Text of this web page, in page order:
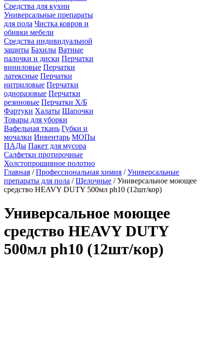
Средства для кухни
Универсальные препараты
для пола Чистка ковров и
обивки мебели
Средства индивидуальной
защиты Бахилы Ватные
палочки и диски Перчатки
виниловые Перчатки
латексные Перчатки
нитриловые Перчатки
одноразовые Перчатки
резиновые Перчатки Х/Б
Фартуки Халаты Шапочки
Товары для уборки
Вафельная ткань Губки и
мочалки Инвентарь МОПы
ПАДы Пакет для мусора
Салфетки протирочные
Холстопрошивное полотно
Главная /Профессиональная химия /Универсальные
препараты для пола /Щелочные / Универсальное моющее
средство HEAVY DUTY 500мл ph10 (12шт/кор)
Универсальное моющее
средство HEAVY DUTY
500мл ph10 (12шт/кор)